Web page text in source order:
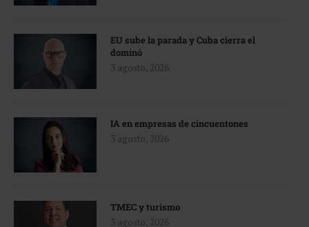
EU sube la parada y Cuba cierra el
dominó
3 agosto, 2026
IA en empresas de cincuentones
3 agosto, 2026
TMEC y turismo
3 agosto, 2026